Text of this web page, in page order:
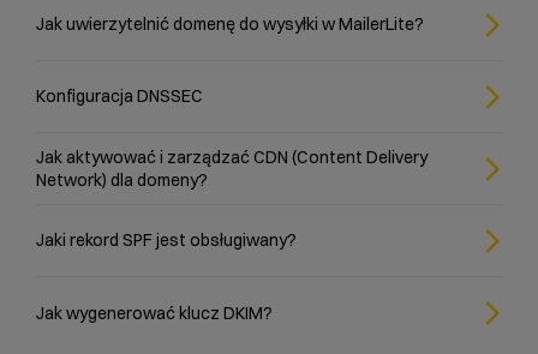
Jak uwierzytelnić domenę do wysyłki w MailerLite?
Konfiguracja DNSSEC
Jak aktywować i zarządzać CDN (Content Delivery
Network) dla domeny?
Jaki rekord SPF jest obsługiwany?
Jak wygenerować klucz DKIM?